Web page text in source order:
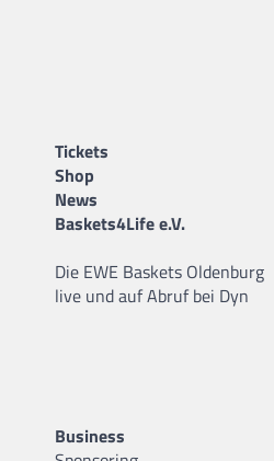
Tickets
Shop
News
Baskets4Life e.V.
Die EWE Baskets Oldenburg
live und auf Abruf bei Dyn
Business